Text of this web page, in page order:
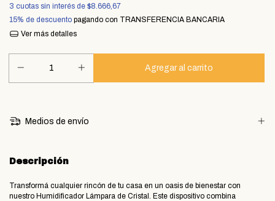
3 cuotas sin interés de $8.666,67
15% de descuento pagando con TRANSFERENCIA BANCARIA
Ver más detalles
Medios de envío
Descripción
Transformá cualquier rincón de tu casa en un oasis de bienestar con
nuestro Humidificador Lámpara de Cristal. Este dispositivo combina